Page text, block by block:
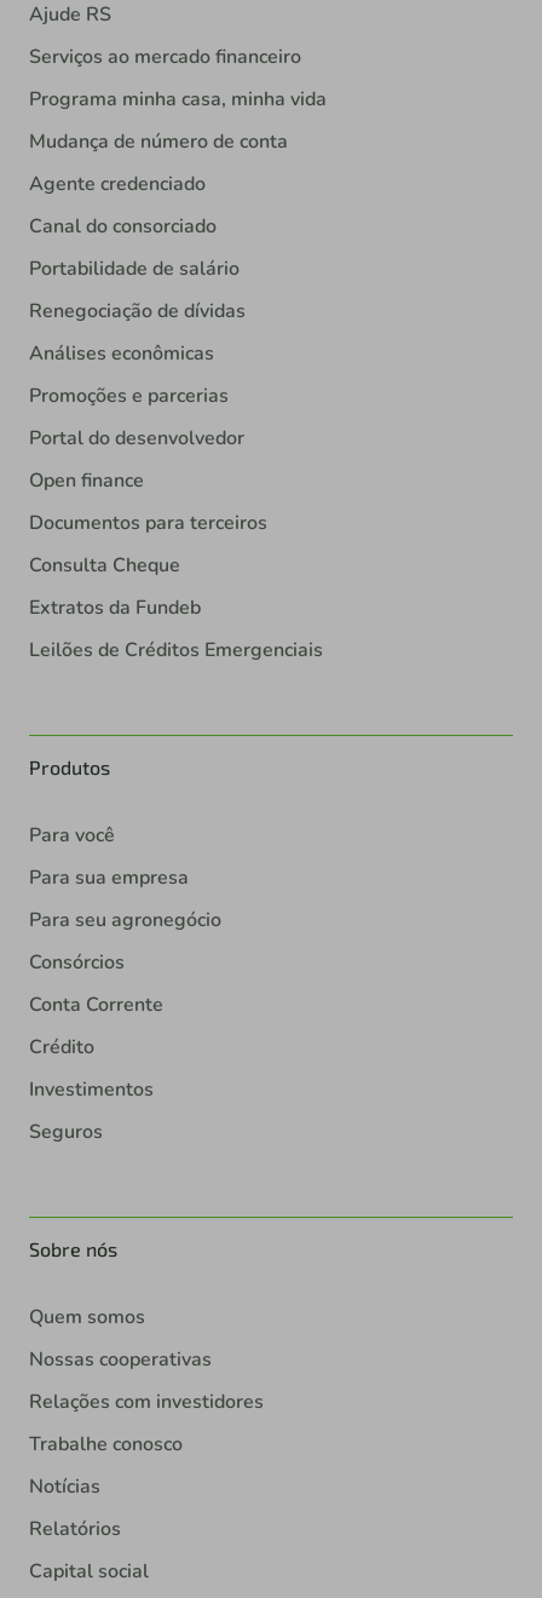
Ajude RS
Serviços ao mercado financeiro
Programa minha casa, minha vida
Mudança de número de conta
Agente credenciado
Canal do consorciado
Portabilidade de salário
Renegociação de dívidas
Análises econômicas
Promoções e parcerias
Portal do desenvolvedor
Open finance
Documentos para terceiros
Consulta Cheque
Extratos da Fundeb
Leilões de Créditos Emergenciais
Produtos
Para você
Para sua empresa
Para seu agronegócio
Consórcios
Conta Corrente
Crédito
Investimentos
Seguros
Sobre nós
Quem somos
Nossas cooperativas
Relações com investidores
Trabalhe conosco
Notícias
Relatórios
Capital social